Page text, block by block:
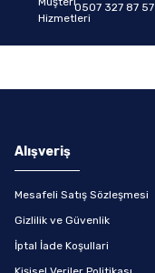
0507 327 87 57
Alışveriş
Mesafeli Satış Sözleşmesi
Gizlilik ve Güvenlik
İptal İade Koşullari